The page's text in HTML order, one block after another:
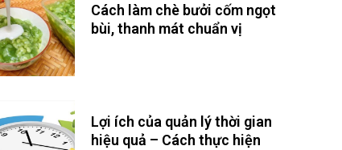
Cách làm chè bưởi cốm ngọt
bùi, thanh mát chuẩn vị
Lợi ích của quản lý thời gian
hiệu quả – Cách thực hiện